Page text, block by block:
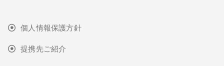
個人情報保護方針
提携先ご紹介